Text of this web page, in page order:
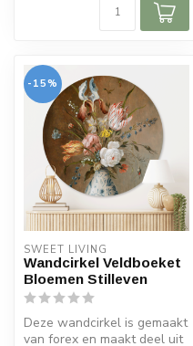
-15%
SWEET LIVING
Wandcirkel Veldboeket
Bloemen Stilleven
Deze wandcirkel is gemaakt
van forex en maakt deel uit